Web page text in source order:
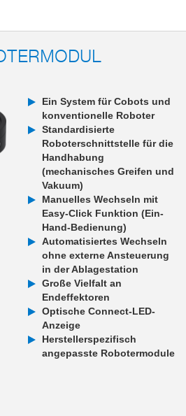
Ein System für Cobots und
konventionelle Roboter
Standardisierte
Roboterschnittstelle für die
Handhabung
(mechanisches Greifen und
Vakuum)
Manuelles Wechseln mit
Easy-Click Funktion (Ein-
Hand-Bedienung)
Automatisiertes Wechseln
ohne externe Ansteuerung
in der Ablagestation
Große Vielfalt an
Endeffektoren
Optische Connect-LED-
Anzeige
Herstellerspezifisch
angepasste Robotermodule